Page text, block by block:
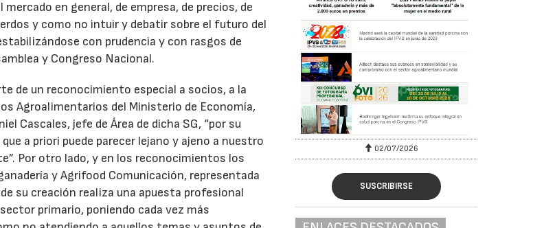
en general, de empresa, de precios, de
y como no intuir y debatir sobre el futuro del
con prudencia y con rasgos de
y Congreso Nacional.
de un reconocimiento especial a socios, a la
Agroalimentarios del Ministerio de Economía,
Cascales, jefe de Área de dicha SG, “por su
a priori puede parecer lejano y ajeno a nuestro
Por otro lado, y en los reconocimientos los
y Agrifood Comunicación, representada
su creación realiza una apuesta profesional
primario, poniendo cada vez más
02/07/2026 02/07/2026
SUSCRIBIRSE